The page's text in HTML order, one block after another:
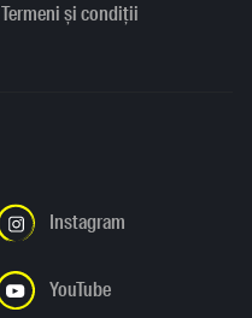
Termeni și condiții
Instagram
YouTube